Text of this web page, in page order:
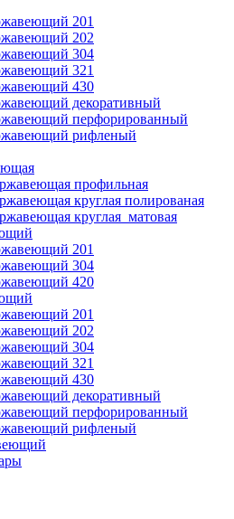
201
202
304
321
430
декоративный
перфорированный
рифленый
профильная
круглая полированая
круглая матовая
201
304
420
201
202
304
321
430
декоративный
перфорированный
рифленый